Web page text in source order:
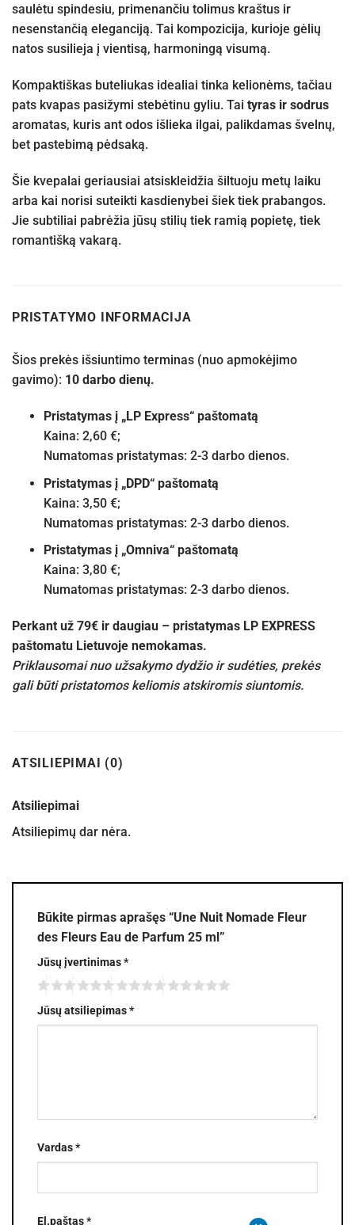
saulėtu spindesiu, primenančiu tolimus kraštus ir
nesenstančią eleganciją. Tai kompozicija, kurioje gėlių
natos susilieja į vientisą, harmoningą visumą.
Kompaktiškas buteliukas idealiai tinka kelionėms, tačiau
pats kvapas pasižymi stebėtinu gyliu. Tai tyras ir sodrus
aromatas, kuris ant odos išlieka ilgai, palikdamas švelnų,
bet pastebimą pėdsaką.
Šie kvepalai geriausiai atsiskleidžia šiltuoju metų laiku
arba kai norisi suteikti kasdienybei šiek tiek prabangos.
Jie subtiliai pabrėžia jūsų stilių tiek ramią popietę, tiek
romantišką vakarą.
PRISTATYMO INFORMACIJA
Šios prekės išsiuntimo terminas (nuo apmokėjimo
gavimo): 10 darbo dienų.
Pristatymas į „LP Express“ paštomatą
Kaina: 2,60 €;
Numatomas pristatymas: 2-3 darbo dienos.
Pristatymas į „DPD“ paštomatą
Kaina: 3,50 €;
Numatomas pristatymas: 2-3 darbo dienos.
Pristatymas į „Omniva“ paštomatą
Kaina: 3,80 €;
Numatomas pristatymas: 2-3 darbo dienos.
Perkant už 79€ ir daugiau – pristatymas LP EXPRESS
paštomatu Lietuvoje nemokamas.
Priklausomai nuo užsakymo dydžio ir sudėties, prekės
gali būti pristatomos keliomis atskiromis siuntomis.
ATSILIEPIMAI (0)
Atsiliepimai
Atsiliepimų dar nėra.
Būkite pirmas aprašęs “Une Nuit Nomade Fleur
des Fleurs Eau de Parfum 25 ml”
Jūsų įvertinimas*
Jūsų atsiliepimas*
Vardas*
El.paštas*